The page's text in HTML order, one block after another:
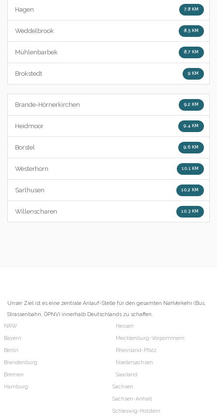
Hagen 7.8 KM
Weddelbrook 8.5 KM
Mühlenbarbek 8.7 KM
Brokstedt 9 KM
Brande-Hörnerkirchen 9.2 KM
Heidmoor 9.4 KM
Borstel 9.6 KM
Westerhorn 10.1 KM
Sarlhusen 10.2 KM
Willenscharen 10.3 KM
Unser Ziel ist es eine zentrale Anlauf-Stelle für den gesamten NahVerkehr (Bus,
Strassenbahn, ÖPNV) innerhalb Deutschlands zu schaffen.
NRW
Bayern
Berlin
Brandenburg
Bremen
Hamburg
Hessen
Mecklenburg-Vorpommern
Rheinland-Pfalz
Niedersachsen
Saarland
Sachsen
Sachsen-Anhalt
Schleswig-Holstein